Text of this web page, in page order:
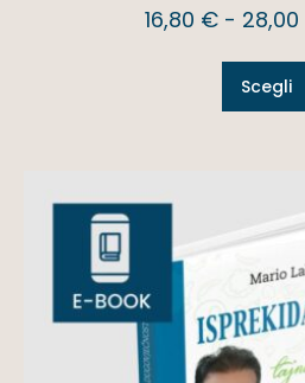
16,80 € - 28,00
Scegli